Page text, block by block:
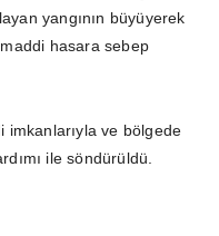
yangının büyüyerek
hasara sebep
imkanlarıyla ve bölgede
ile söndürüldü.